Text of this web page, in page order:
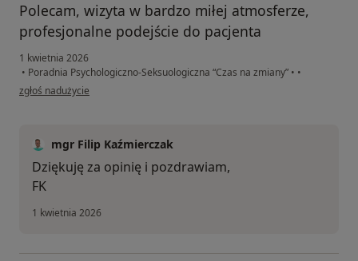
Polecam, wizyta w bardzo miłej atmosferze,
profesjonalne podejście do pacjenta
1 kwietnia 2026
• Poradnia Psychologiczno-Seksuologiczna “Czas na zmiany” • •
w opinii użytkownika Iwona
zgłoś nadużycie
mgr Filip Kaźmierczak
Dziękuję za opinię i pozdrawiam,
FK
1 kwietnia 2026